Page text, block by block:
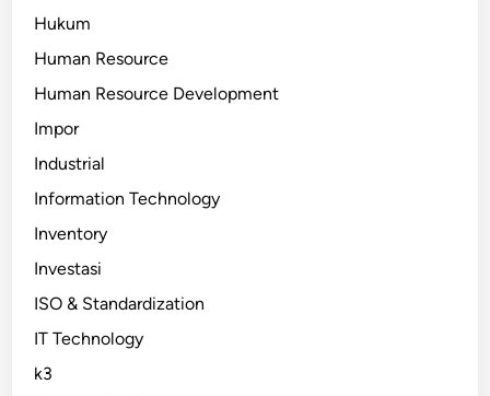
Hukum
Human Resource
Human Resource Development
Impor
Industrial
Information Technology
Inventory
Investasi
ISO & Standardization
IT Technology
k3